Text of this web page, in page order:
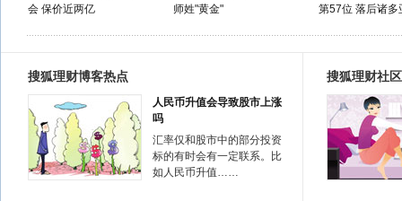
会 保价近两亿
师姓"黄金"
第57位 落后诸多
搜狐理财博客热点
人民币升值会导致股市上涨
吗
汇率仅和股市中的部分投资
标的有时会有一定联系。比
如人民币升值……
搜狐理财社